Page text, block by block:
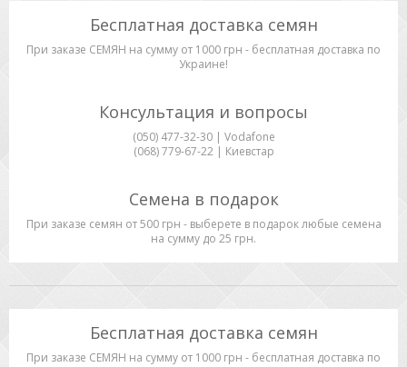
Бесплатная доставка семян
При заказе СЕМЯН на сумму от 1000 грн - бесплатная доставка по
Украине!
Консультация и вопросы
(050) 477-32-30 | Vodafone
(068) 779-67-22 | Киевстар
Семена в подарок
При заказе семян от 500 грн - выберете в подарок любые семена
на сумму до 25 грн.
Бесплатная доставка семян
При заказе СЕМЯН на сумму от 1000 грн - бесплатная доставка по